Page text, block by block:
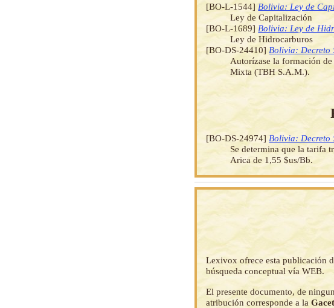
[BO-L-1544] Bolivia: Ley de
Ley de Capitalización
[BO-L-1689] Bolivia: Ley de
Ley de Hidrocarburos
[BO-DS-24410]Bolivia: Decreto
Autorízase la formación
Mixta (TBH S.A.M.).
[BO-DS-24974] Bolivia: Decreto
Se determina que la tarifa
Arica de 1,55 $us/Bb.
Lexivox ofrece esta publicación
búsqueda conceptual vía WEB.
El presente documento, de
atribución corresponde a la